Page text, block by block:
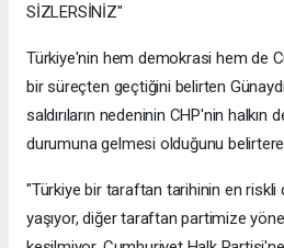
SİZLERSİNİZ"
Türkiye'nin hem demokrasi hem de
bir süreçten geçtiğini belirten
saldırıların nedeninin CHP'nin halkın
durumuna gelmesi olduğunu
"Türkiye bir taraftan tarihinin en riskli
yaşıyor, diğer taraftan partimize